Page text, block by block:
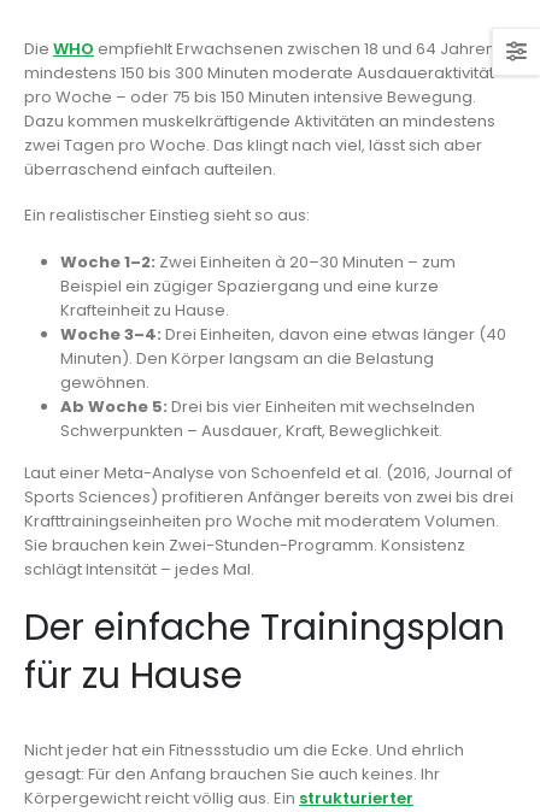
Die WHO empfiehlt Erwachsenen zwischen 18 und 64 Jahren
mindestens 150 bis 300 Minuten moderate Ausdaueraktivität
pro Woche – oder 75 bis 150 Minuten intensive Bewegung.
Dazu kommen muskelkräftigende Aktivitäten an mindestens
zwei Tagen pro Woche. Das klingt nach viel, lässt sich aber
überraschend einfach aufteilen.
Ein realistischer Einstieg sieht so aus:
Woche 1–2: Zwei Einheiten à 20–30 Minuten – zum
Beispiel ein zügiger Spaziergang und eine kurze
Krafteinheit zu Hause.
Woche 3–4: Drei Einheiten, davon eine etwas länger (40
Minuten). Den Körper langsam an die Belastung
gewöhnen.
Ab Woche 5: Drei bis vier Einheiten mit wechselnden
Schwerpunkten – Ausdauer, Kraft, Beweglichkeit.
Laut einer Meta-Analyse von Schoenfeld et al. (2016, Journal of
Sports Sciences) profitieren Anfänger bereits von zwei bis drei
Krafttrainingseinheiten pro Woche mit moderatem Volumen.
Sie brauchen kein Zwei-Stunden-Programm. Konsistenz
schlägt Intensität – jedes Mal.
Der einfache Trainingsplan
für zu Hause
Nicht jeder hat ein Fitnessstudio um die Ecke. Und ehrlich
gesagt: Für den Anfang brauchen Sie auch keines. Ihr
Körpergewicht reicht völlig aus. Ein strukturierter